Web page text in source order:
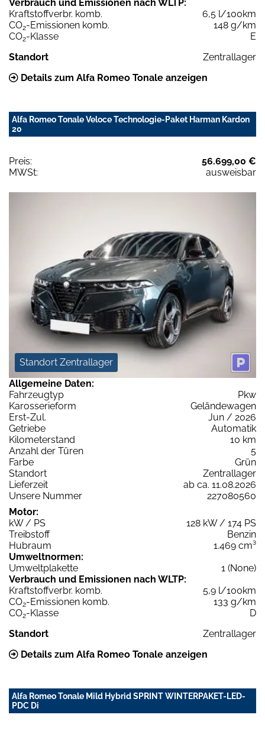
Verbrauch und Emissionen nach WLTP:
Kraftstoffverbr. komb.
6,5 l/100km
CO2-Emissionen komb.
148 g/km
CO2-Klasse
E
Standort
Zentrallager
Details zum Alfa Romeo Tonale anzeigen
Alfa Romeo Tonale Veloce Technologie-Paket Harman Kardon
20
Preis:
56.699,00 €
MWSt:
ausweisbar
Standort Zentrallager
Allgemeine Daten:
Fahrzeugtyp
Pkw
Karosserieform
Geländewagen
Erst-Zul.
Jun / 2026
Getriebe
Automatik
Kilometerstand
10 km
Anzahl der Türen
5
Farbe
Grün
Standort
Zentrallager
Lieferzeit
ab ca. 11.08.2026
Unsere Nummer
227080560
Motor:
kW / PS
128 kW / 174 PS
Treibstoff
Benzin
Hubraum
1.469 cm³
Umweltnormen:
Umweltplakette
1 (None)
Verbrauch und Emissionen nach WLTP:
Kraftstoffverbr. komb.
5,9 l/100km
CO2-Emissionen komb.
133 g/km
CO2-Klasse
D
Standort
Zentrallager
Details zum Alfa Romeo Tonale anzeigen
Alfa Romeo Tonale Mild Hybrid SPRINT WINTERPAKET-LED-
PDC Di